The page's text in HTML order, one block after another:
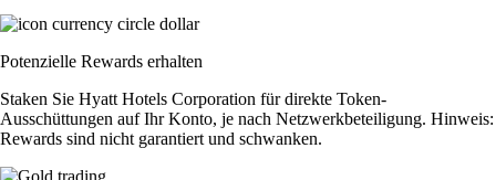
Potenzielle Rewards erhalten
Staken Sie Hyatt Hotels Corporation für direkte Token-
Ausschüttungen auf Ihr Konto, je nach Netzwerkbeteiligung. Hinweis:
Rewards sind nicht garantiert und schwanken.